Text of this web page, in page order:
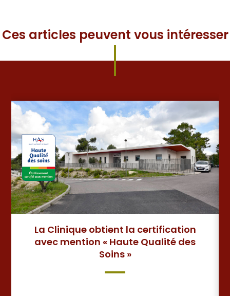
Ces articles peuvent vous intéresser
La Clinique obtient la certification
avec mention « Haute Qualité des
Soins »